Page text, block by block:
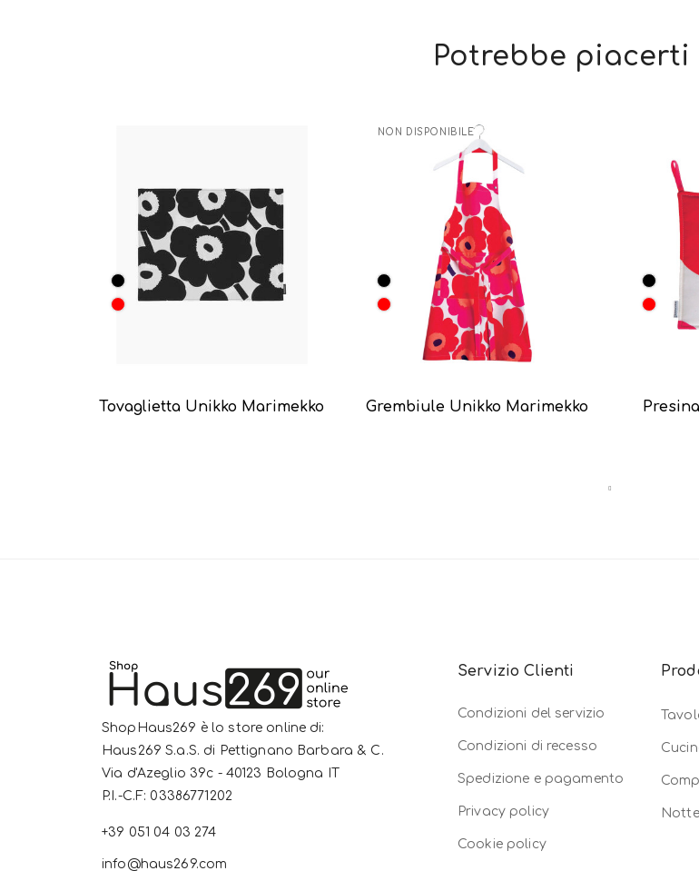
Potrebbe piacerti
Tovaglietta Unikko Marimekko
NON DISPONIBILE
Grembiule Unikko Marimekko
ShopHaus269 è lo store online di:
Haus269 S.a.S. di Pettignano Barbara & C.
Via d'Azeglio 39c - 40123 Bologna IT
P.I.-C.F: 03386771202
+39 051 04 03 274
info@haus269.com
Servizio Clienti
Condizioni del servizio
Condizioni di recesso
Spedizione e pagamento
Privacy policy
Cookie policy